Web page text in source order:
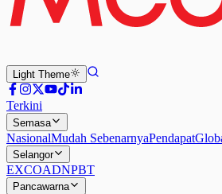
Light Theme
Terkini
Semasa
NasionalMudah SebenarnyaPendapat
Selangor
EXCOADNPBT
Pancawarna